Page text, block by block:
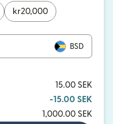
kr20,000
BSD
15.00 SEK
-15.00 SEK
1,000.00 SEK